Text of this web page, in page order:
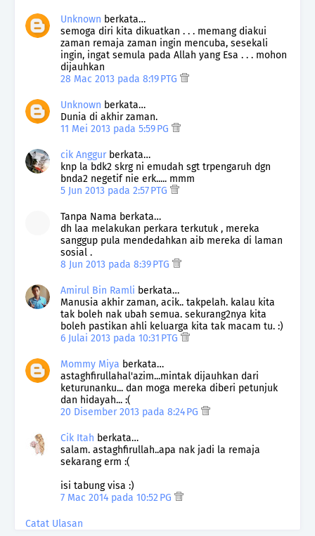
Unknown berkata…
semoga diri kita dikuatkan . . . memang diakui
zaman remaja zaman ingin mencuba, sesekali
ingin, ingat semula pada Allah yang Esa . . . mohon
dijauhkan
28 Mac 2013 pada 8:19 PTG
Unknown berkata…
Dunia di akhir zaman.
11 Mei 2013 pada 5:59 PG
cik Anggurberkata…
knp la bdk2 skrg ni emudah sgt trpengaruh dgn
bnda2 negetif nie erk..... mmm
5 Jun 2013 pada 2:57 PTG
Tanpa Nama berkata…
dh laa melakukan perkara terkutuk , mereka
sanggup pula mendedahkan aib mereka di laman
sosial .
8 Jun 2013 pada 8:39 PTG
Amirul Bin Ramli berkata…
Manusia akhir zaman, acik.. takpelah. kalau kita
tak boleh nak ubah semua. sekurang2nya kita
boleh pastikan ahli keluarga kita tak macam tu. :)
6 Julai 2013 pada 10:31 PTG
Mommy Miya berkata…
astaghfirullahal'azim...mintak dijauhkan dari
keturunanku... dan moga mereka diberi petunjuk
dan hidayah... :(
20 Disember 2013 pada 8:24 PG
Cik Itah berkata…
salam. astaghfirullah..apa nak jadi la remaja
sekarang erm :(
isi tabung visa :)
7 Mac 2014 pada 10:52 PG
Catat Ulasan